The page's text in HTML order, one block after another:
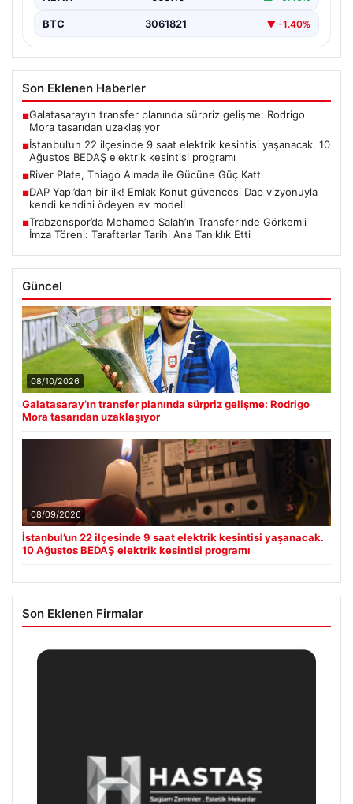
BTC 3061821 ▼ -1.40%
Son Eklenen Haberler
■Galatasaray’ın transfer planında sürpriz gelişme: Rodrigo
Mora tasarıdan uzaklaşıyor
■İstanbul’un 22 ilçesinde 9 saat elektrik kesintisi yaşanacak. 10
Ağustos BEDAŞ elektrik kesintisi programı
■River Plate, Thiago Almada ile Gücüne Güç Kattı
■DAP Yapı’dan bir ilk! Emlak Konut güvencesi Dap vizyonuyla
kendi kendini ödeyen ev modeli
■Trabzonspor’da Mohamed Salah’ın Transferinde Görkemli
İmza Töreni: Taraftarlar Tarihi Ana Tanıklık Etti
Güncel
08/10/2026
Galatasaray’ın transfer planında sürpriz gelişme: Rodrigo
Mora tasarıdan uzaklaşıyor
08/09/2026
İstanbul’un 22 ilçesinde 9 saat elektrik kesintisi yaşanacak.
10 Ağustos BEDAŞ elektrik kesintisi programı
Son Eklenen Firmalar